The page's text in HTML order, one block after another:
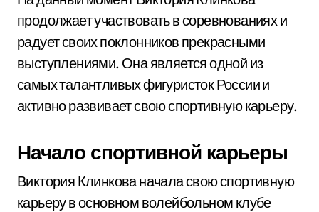
продолжает участвовать в соревнованиях и
радует своих поклонников прекрасными
выступлениями. Она является одной из
самых талантливых фигуристок России и
активно развивает свою спортивную карьеру.
Начало спортивной карьеры
Виктория Клинкова начала свою спортивную
карьеру в основном волейбольном клубе